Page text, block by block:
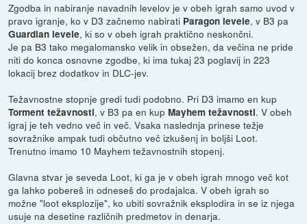
Zgodba in nabiranje navadnih levelov je v obeh igrah samo uvod v
pravo igranje, ko v D3 začnemo nabirati Paragon levele, v B3 pa
Guardian levele, ki so v obeh igrah praktično neskončni.
Je pa B3 tako megalomansko velik in obsežen, da večina ne pride
niti do konca osnovne zgodbe, ki ima tukaj 23 poglavij in 223
lokacij brez dodatkov in DLC-jev.
Težavnostne stopnje gredi tudi podobno. Pri D3 imamo en kup
Torment težavnosti, v B3 pa en kup Mayhem težavnosti. V obeh
igraj je teh vedno več in več. Vsaka naslednja prinese težje
sovražnike ampak tudi občutno več izkušenj in boljši Loot.
Trenutno imamo 10 Mayhem težavnostnih stopenj.
Glavna stvar je seveda Loot, ki ga je v obeh igrah mnogo več kot
ga lahko pobereš in odneseš do prodajalca. V obeh igrah so
možne "loot eksplozije", ko ubiti sovražnik eksplodira in se iz njega
usuje na desetine različnih predmetov in denarja.